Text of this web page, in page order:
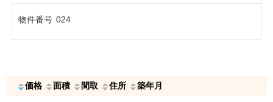
物件番号 024
価格 面積 間取 住所 築年月